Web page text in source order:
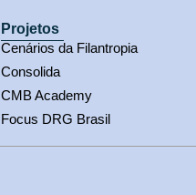
Projetos
Cenários da Filantropia
Consolida
CMB Academy
Focus DRG Brasil